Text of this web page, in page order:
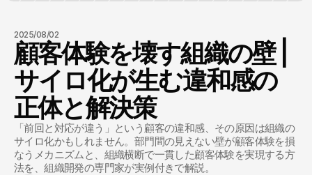
2025/08/02
顧客体験を壊す組織の壁 |
サイロ化が生む違和感の
正体と解決策
「前回と対応が違う」という顧客の違和感、その原因は組織の
サイロ化かもしれません。部門間の見えない壁が顧客体験を損
なうメカニズムと、組織横断で一貫した顧客体験を実現する方
法を、組織開発の専門家が実例付きで解説。